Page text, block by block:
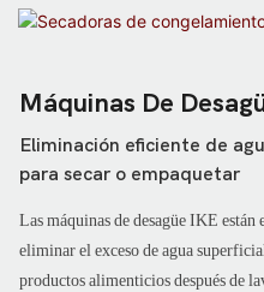
altura del ventilador ajustable,
eficiente para una amplia gama
Máquinas De
Eliminación eficiente de
para secar o empaquetar
Las máquinas de desagüe IKE están
eliminar el exceso de agua
productos alimenticios después de